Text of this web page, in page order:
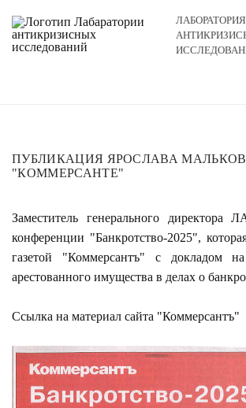
ЛАБОРАТОРИЯ
Главная Новости и блог Новости
ПУБЛИКАЦИЯ ЯРОСЛАВА
"КОММЕРСАНТЕ"
Заместитель генерального директора
конференции "Банкротство-2025",
газетой "Коммерсантъ" с докладом
арестованного имущества в делах о
Ссылка на материал сайта "Коммерсантъ"